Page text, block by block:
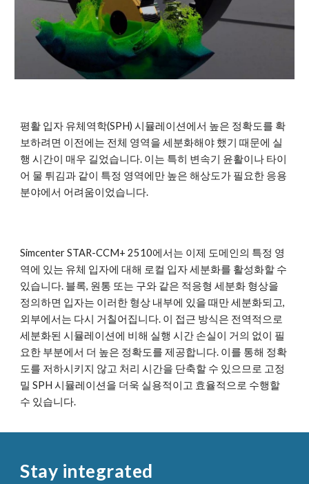
평활 입자 유체역학(SPH) 시뮬레이션에서 높은 정확도를 확
보하려면 이전에는 전체 영역을 세분화해야 했기 때문에 실
행 시간이 매우 길었습니다. 이는 특히 변속기 윤활이나 타이
어 물 튀김과 같이 특정 영역에만 높은 해상도가 필요한 응용
분야에서 어려움이었습니다.
Simcenter STAR-CCM+ 2510에서는 이제 도메인의 특정 영
역에 있는 유체 입자에 대해 로컬 입자 세분화를 활성화할 수
있습니다. 블록, 원통 또는 구와 같은 적응형 세분화 형상을
정의하면 입자는 이러한 형상 내부에 있을 때만 세분화되고,
외부에서는 다시 거칠어집니다. 이 접근 방식은 전역적으로
세분화된 시뮬레이션에 비해 실행 시간 손실이 거의 없이 필
요한 부분에서 더 높은 정확도를 제공합니다. 이를 통해 정확
도를 저하시키지 않고 처리 시간을 단축할 수 있으므로 고정
밀 SPH 시뮬레이션을 더욱 실용적이고 효율적으로 수행할
수 있습니다.
Stay integrated